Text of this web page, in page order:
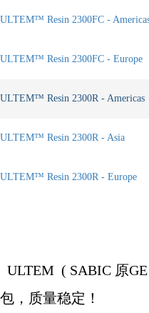
ULTEM™ Resin 2300FC -
ULTEM™ Resin 2300FC - Europe
ULTEM™ Resin 2300R - Americas
ULTEM™ Resin 2300R - Asia
ULTEM™ Resin 2300R - Europe
ULTEM ( SABIC 原
包，质量稳定！